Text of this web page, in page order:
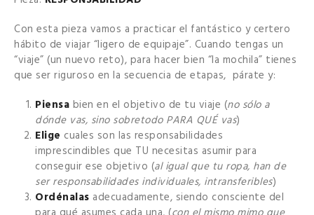
Con esta pieza vamos a practicar el fantástico y certero
hábito de viajar “ligero de equipaje”. Cuando tengas un
“viaje” (un nuevo reto), para hacer bien “la mochila” tienes
que ser riguroso en la secuencia de etapas, párate y:
Piensa bien en el objetivo de tu viaje (no sólo a
dónde vas, sino sobretodo PARA QUÉ vas)
Elige cuales son las responsabilidades
imprescindibles que TU necesitas asumir para
conseguir ese objetivo (al igual que tu ropa, han de
ser responsabilidades individuales, intransferibles)
Ordénalas adecuadamente, siendo consciente del